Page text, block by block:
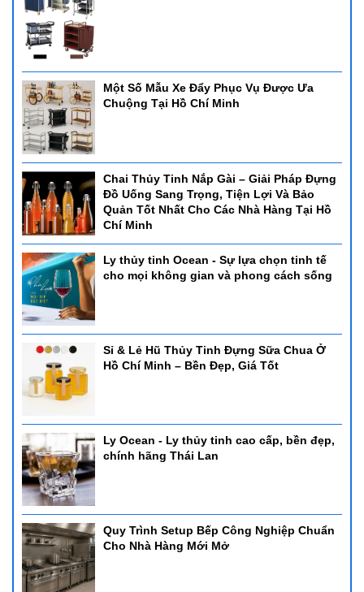
Một Số Mẫu Xe Đẩy Phục Vụ Được Ưa
Chuộng Tại Hồ Chí Minh
Chai Thủy Tinh Nắp Gài – Giải Pháp Đựng
Đồ Uống Sang Trọng, Tiện Lợi Và Bảo
Quản Tốt Nhất Cho Các Nhà Hàng Tại Hồ
Chí Minh
Ly thủy tinh Ocean - Sự lựa chọn tinh tế
cho mọi không gian và phong cách sống
Sỉ & Lẻ Hũ Thủy Tinh Đựng Sữa Chua Ở
Hồ Chí Minh – Bền Đẹp, Giá Tốt
Ly Ocean - Ly thủy tinh cao cấp, bền đẹp,
chính hãng Thái Lan
Quy Trình Setup Bếp Công Nghiệp Chuẩn
Cho Nhà Hàng Mới Mở